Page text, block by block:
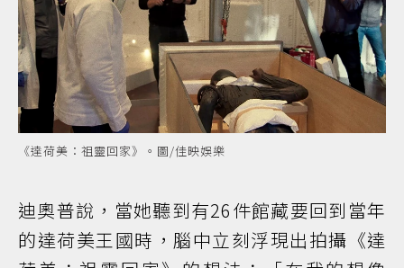
《達荷美：祖靈回家》。圖/佳映娛樂
迪奧普說，當她聽到有26件館藏要回到當年
的達荷美王國時，腦中立刻浮現出拍攝《達